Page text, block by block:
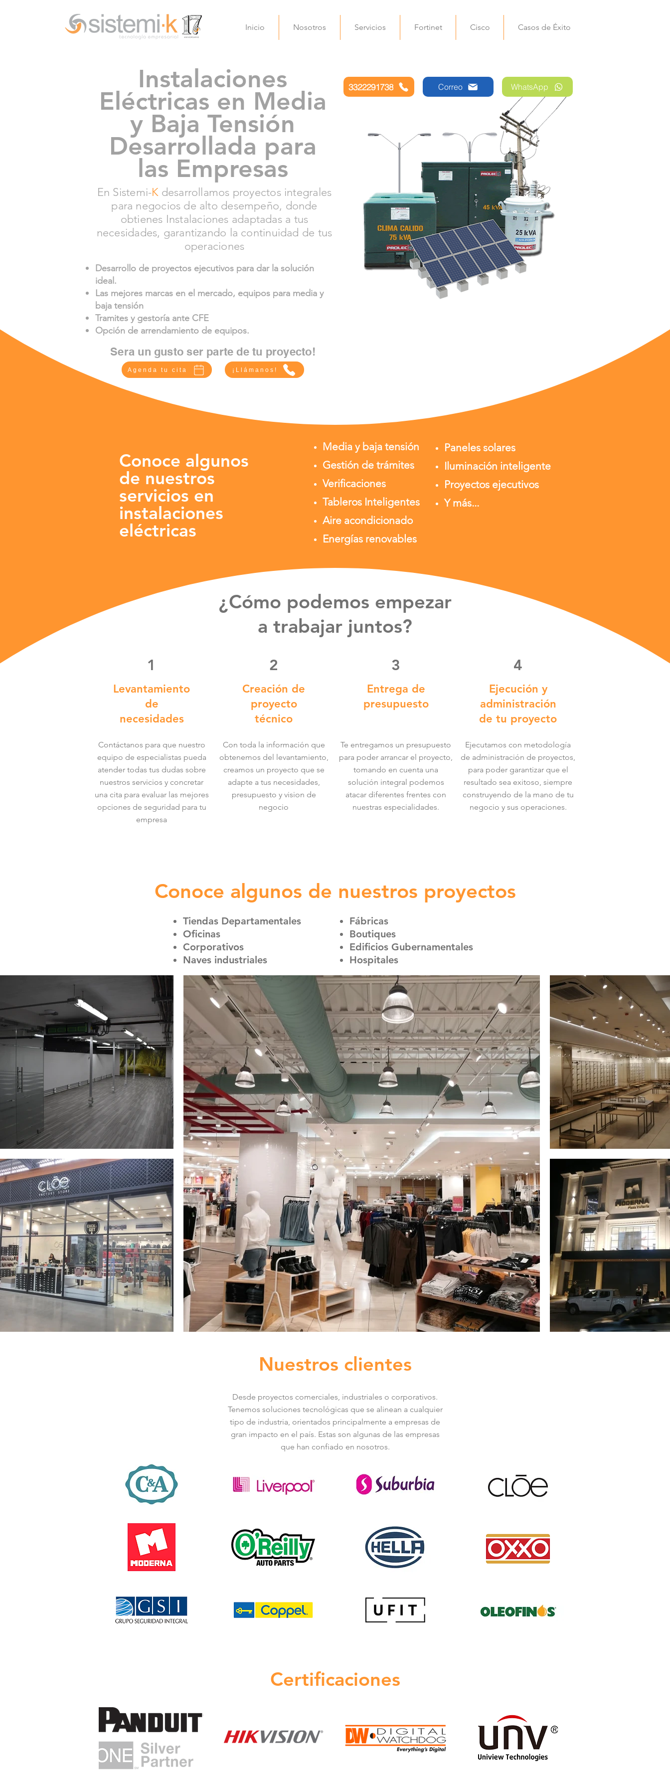
Inicio Nosotros Servicios Fortinet Cisco Casos de Éxito
Instalaciones
Eléctricas en Media
y Baja Tensión
Desarrollada para
las Empresas
En Sistemi-Kdesarrollamos proyectos integrales
para negocios de alto desempeño, donde
obtienes Instalaciones adaptadas a tus
necesidades, garantizando la continuidad de tus
operaciones
Desarrollo de proyectos ejecutivos para dar la solución
ideal.
Las mejores marcas en el mercado, equipos para media y
baja tensión
Tramites y gestoría ante CFE
Opción de arrendamiento de equipos.
Sera un gusto ser parte de tu proyecto!
Agenda tu cita ¡Llámanos!
3322291738 Correo WhatsApp
Conoce algunos
de nuestros
servicios en
instalaciones
eléctricas
Media y baja tensión
Gestión de trámites
Verificaciones
Tableros Inteligentes
Aire acondicionado
Energías renovables
Paneles solares
Iluminación inteligente
Proyectos ejecutivos
Y más...
¿Cómo podemos empezar
a trabajar juntos?
1
Levantamiento
de
necesidades
Contáctanos para que nuestro
equipo de especialistas pueda
atender todas tus dudas sobre
nuestros servicios y concretar
una cita para evaluar las mejores
opciones de seguridad para tu
empresa
2
Creación de
proyecto
técnico
Con toda la información que
obtenemos del levantamiento,
creamos un proyecto que se
adapte a tus necesidades,
presupuesto y vision de
negocio
3
Entrega de
presupuesto
Te entregamos un presupuesto
para poder arrancar el proyecto,
tomando en cuenta una
solución integral podemos
atacar diferentes frentes con
nuestras especialidades.
4
Ejecución y
administración
de tu proyecto
Ejecutamos con metodología
de administración de proyectos,
para poder garantizar que el
resultado sea exitoso, siempre
construyendo de la mano de tu
negocio y sus operaciones.
Conoce algunos de nuestros proyectos
Tiendas Departamentales
Oficinas
Corporativos
Naves industriales
Fábricas
Boutiques
Edificios Gubernamentales
Hospitales
Nuestros clientes
Desde proyectos comerciales, industriales o corporativos.
Tenemos soluciones tecnológicas que se alinean a cualquier
tipo de industria, orientados principalmente a empresas de
gran impacto en el país. Estas son algunas de las empresas
que han confiado en nosotros.
Certificaciones